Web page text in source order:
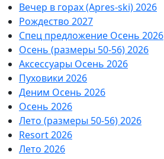
Вечер в горах (Apres-ski) 2026
Рождество 2027
Спец предложение Осень 2026
Осень (размеры 50-56) 2026
Аксессуары Осень 2026
Пуховики 2026
Деним Осень 2026
Осень 2026
Лето (размеры 50-56) 2026
Resort 2026
Лето 2026